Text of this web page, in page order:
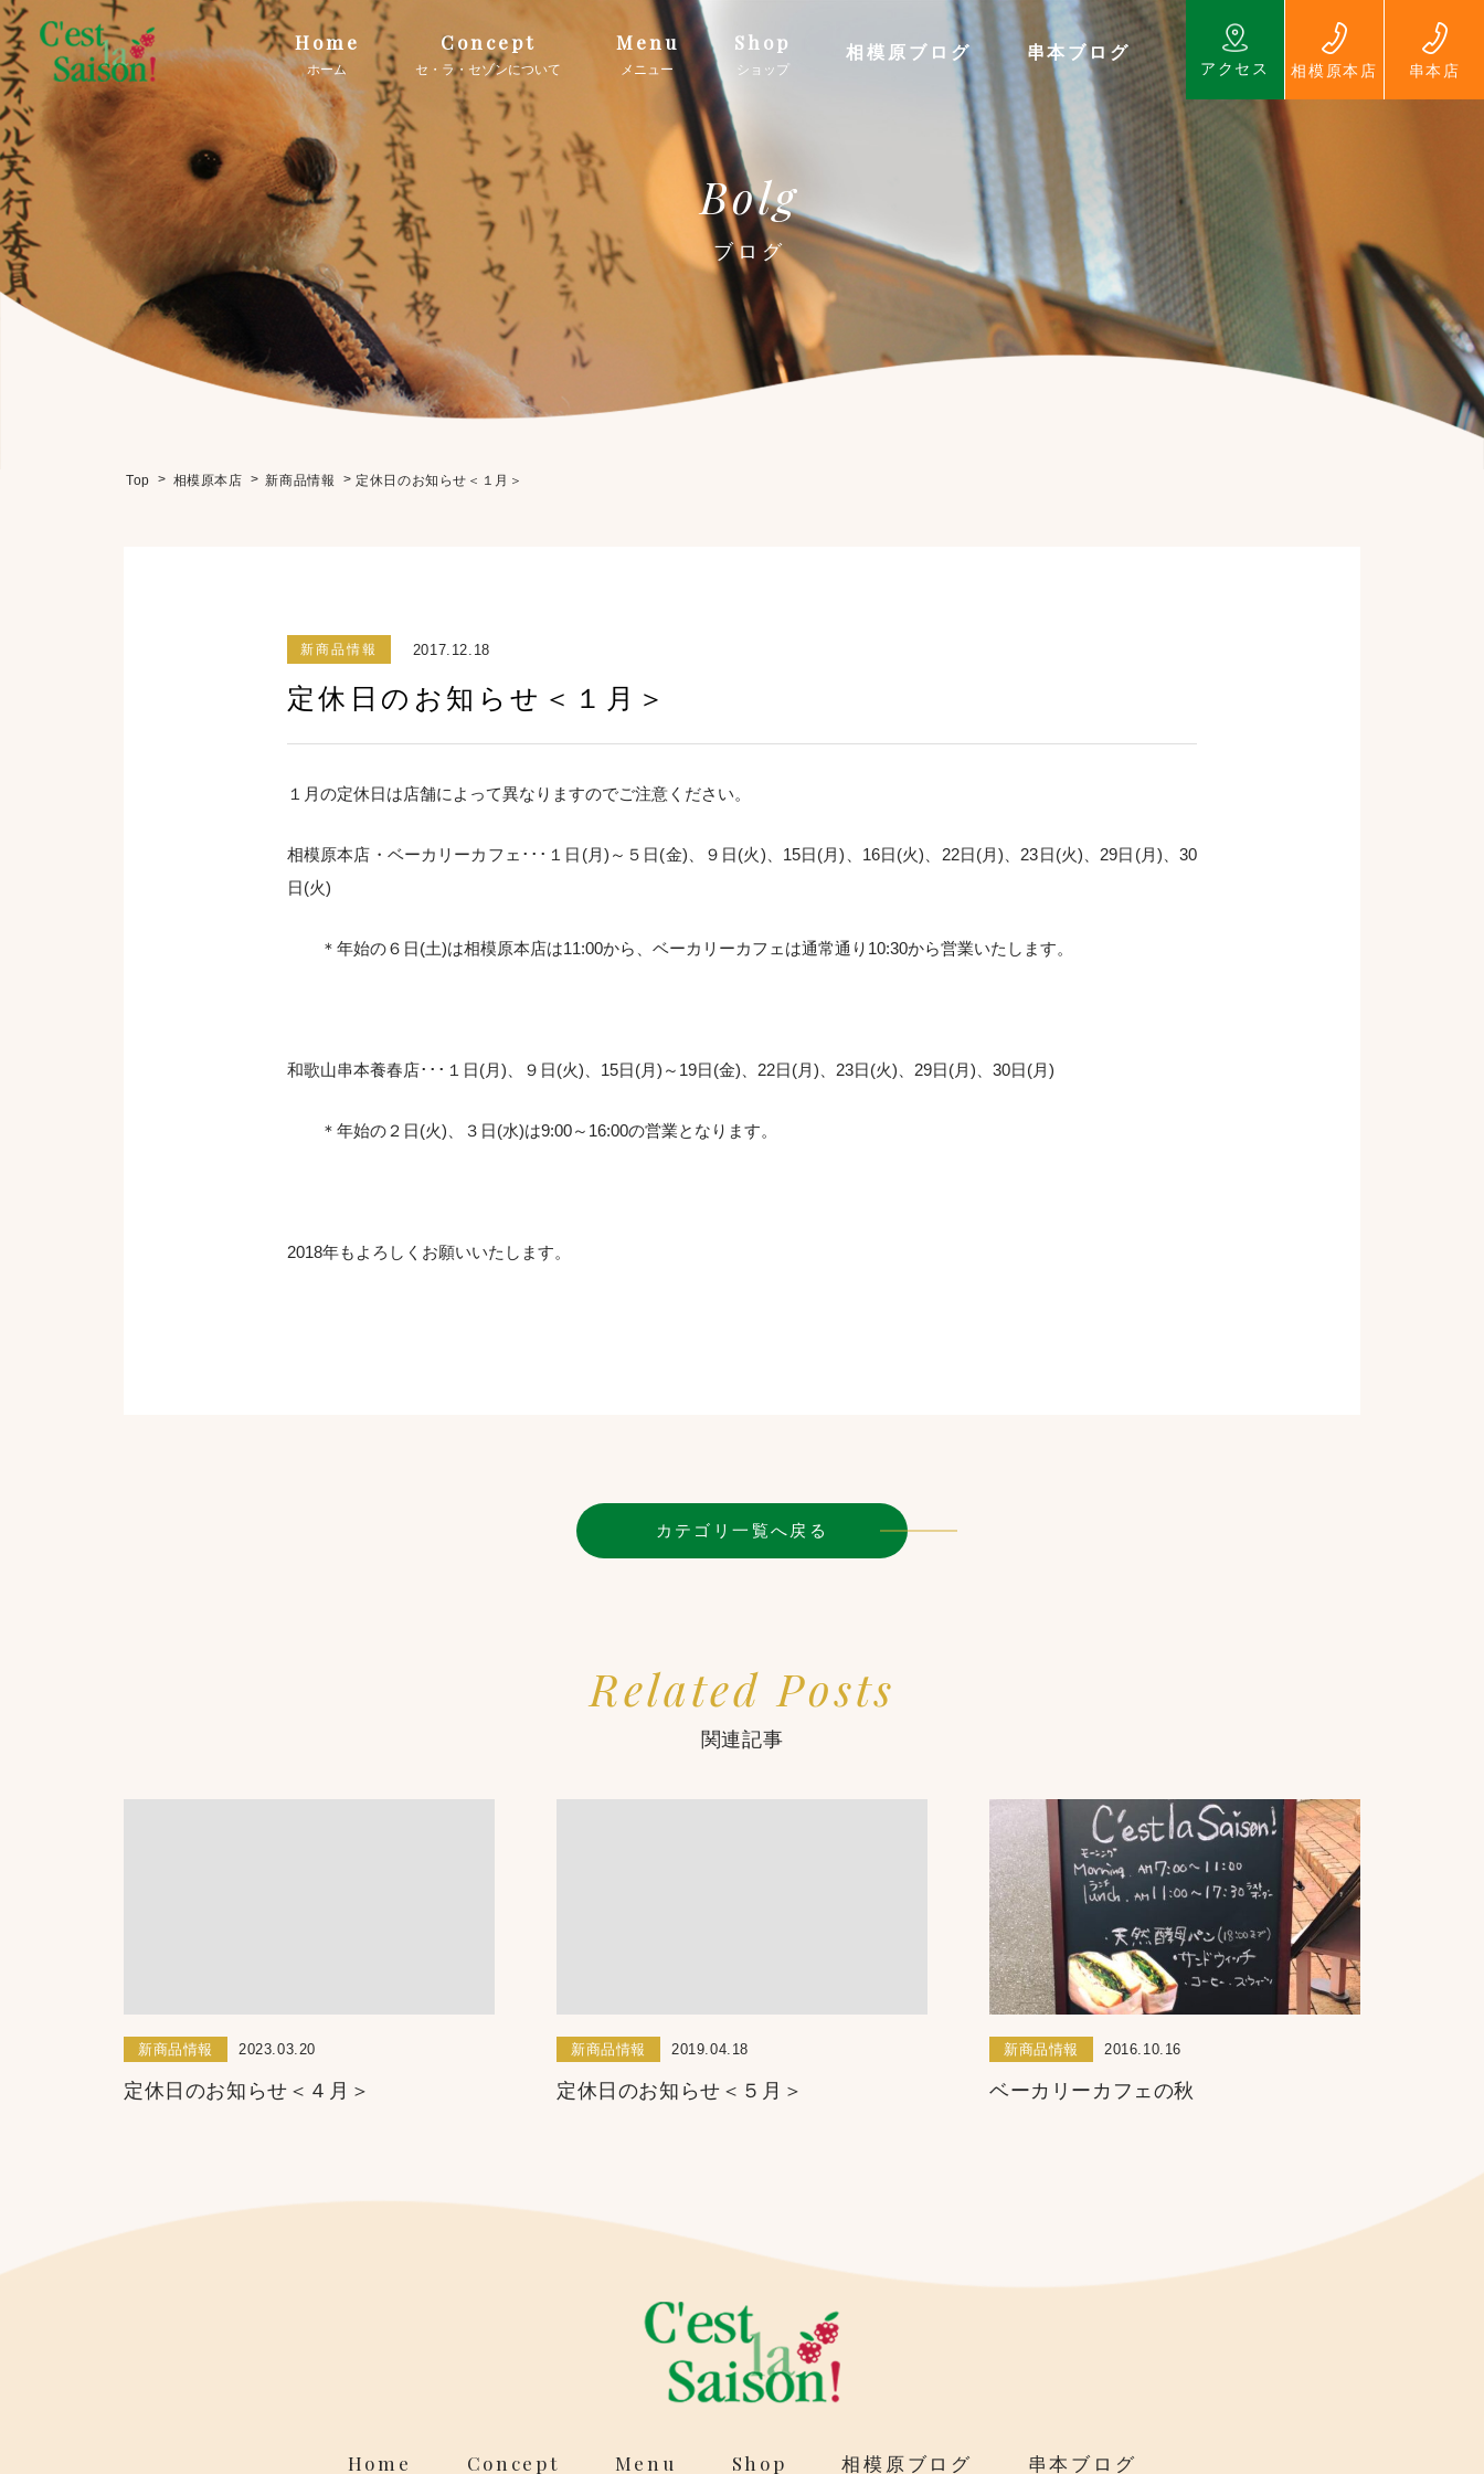
Home
ホーム
Concept
セ・ラ・セゾンについて
Menu
メニュー
Shop
ショップ
相模原ブログ 串本ブログ
アクセス 相模原本店 串本店
Bolg
ブログ
Top > 相模原本店 > 新商品情報 > 定休日のお知らせ＜１月＞
新商品情報 2017.12.18
定休日のお知らせ＜１月＞
１月の定休日は店舗によって異なりますのでご注意ください。
相模原本店・ベーカリーカフェ･･･１日(月)～５日(金)、９日(火)、15日(月)、16日(火)、22日(月)、23日(火)、29日(月)、30
日(火)
＊年始の６日(土)は相模原本店は11:00から、ベーカリーカフェは通常通り10:30から営業いたします。
和歌山串本養春店･･･１日(月)、９日(火)、15日(月)～19日(金)、22日(月)、23日(火)、29日(月)、30日(月)
＊年始の２日(火)、３日(水)は9:00～16:00の営業となります。
2018年もよろしくお願いいたします。
カテゴリ一覧へ戻る
Related Posts
関連記事
新商品情報 2023.03.20
定休日のお知らせ＜４月＞
新商品情報 2019.04.18
定休日のお知らせ＜５月＞
新商品情報 2016.10.16
ベーカリーカフェの秋
Home Concept Menu Shop 相模原ブログ 串本ブログ